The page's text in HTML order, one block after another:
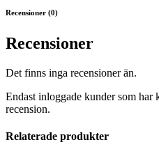
Recensioner (0)
Recensioner
Det finns inga recensioner än.
Endast inloggade kunder som har
recension.
Relaterade produkter